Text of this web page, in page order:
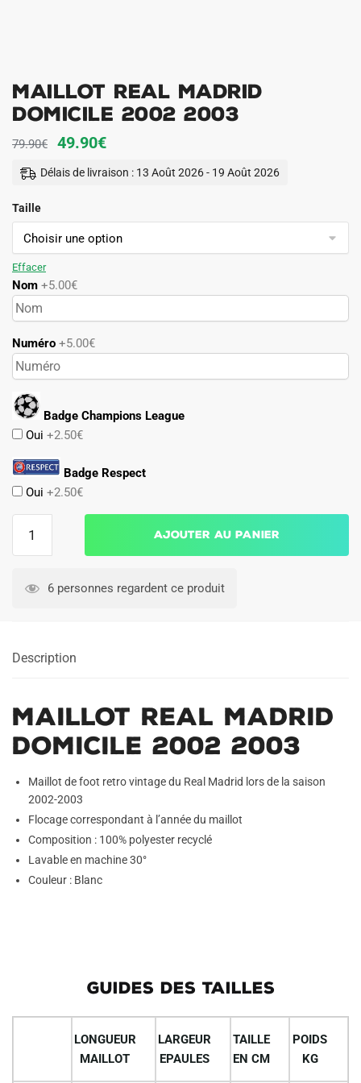
Maillot Real Madrid
Domicile 2002 2003
79.90€
Le
prix
79.90€.
49.90€Le
prix
49.90€.
Délais de livraison : 13 Août 2026 - 19 Août 2026
Taille
Effacer
Nom +5.00€
Numéro +5.00€
Badge Champions League
Oui +2.50€
Badge Respect
Oui +2.50€
2003
Ajouter au panier
6 personnes regardent ce produit
Description
Maillot Real Madrid
Domicile 2002 2003
Maillot de foot retro vintage du Real Madrid lors de la saison
2002-2003
Flocage correspondant à l’année du maillot
Composition : 100% polyester recyclé
Lavable en machine 30°
Couleur : Blanc
GUIDES DES TAILLES
LONGUEUR
MAILLOT
LARGEUR
EPAULES
TAILLE
EN CM
POIDS
KG